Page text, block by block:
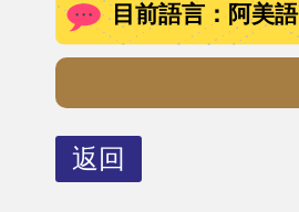
目前語言：阿美語
返回